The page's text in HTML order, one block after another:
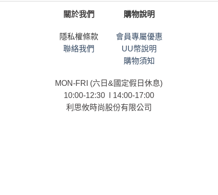
關於我們
隱私權條款
聯絡我們
購物說明
會員專屬優惠
UU幣說明
購物須知
MON-FRI (六日&國定假日休息)
10:00-12:30 l 14:00-17:00
利思攸時尚股份有限公司